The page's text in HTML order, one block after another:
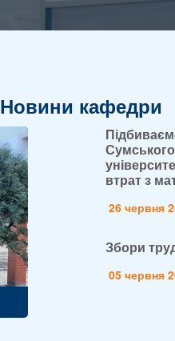
Новини кафедри
втрат з
26 червня
Збори
05 червня